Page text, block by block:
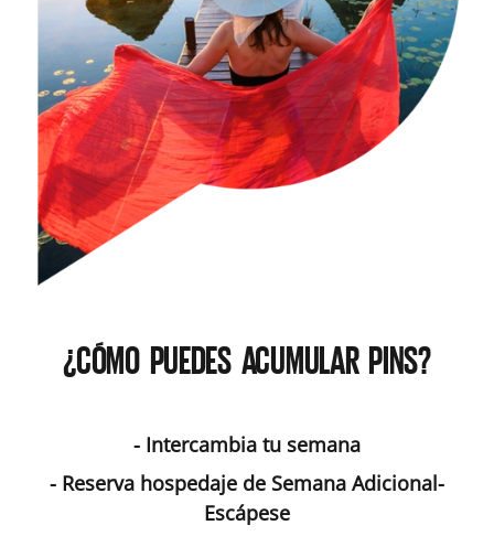
¿CÓMO PUEDES ACUMULAR PINS?
- Intercambia tu semana
- Reserva hospedaje de Semana Adicional-
Escápese